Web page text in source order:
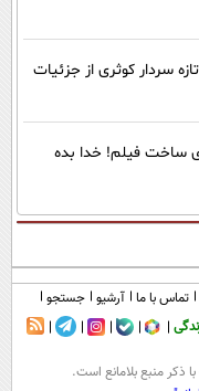
سردار کوثری از جزئیات
150 میلیاردی برای ساخت فیلم! خدا بده
تماس با ما آرشیو جستجو
ذكر منبع بلامانع است.